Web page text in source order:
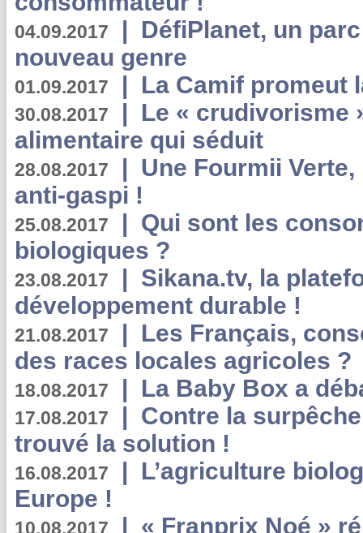
04.09.2017 | DéfiPlanet, un
nouveau genre
01.09.2017 | La Camif promeut
30.08.2017 | Le « crudivorisme
alimentaire qui séduit
28.08.2017 | Une Fourmii
anti-gaspi !
25.08.2017 | Qui sont les
biologiques ?
23.08.2017 | Sikana.tv, la
développement durable !
21.08.2017 | Les Français,
des races locales agricoles ?
18.08.2017 | La Baby Box a
17.08.2017 | Contre la
trouvé la solution !
16.08.2017 | L’agriculture
Europe !
10.08.2017 | « Franprix Noé »